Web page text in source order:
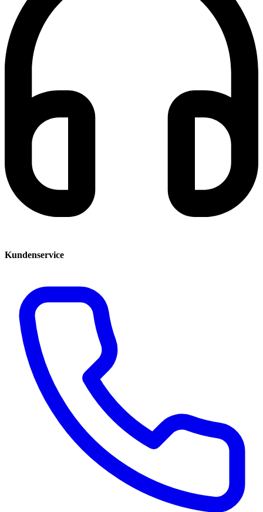
Kundenservice